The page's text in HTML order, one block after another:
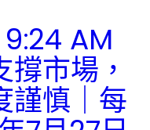
AM
市場，
謹慎｜每